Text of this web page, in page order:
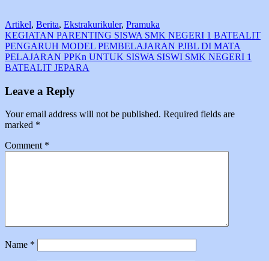
Artikel, Berita, Ekstrakurikuler, Pramuka
Post
navigation
KEGIATAN PARENTING SISWA SMK NEGERI 1 BATEALIT
PENGARUH MODEL PEMBELAJARAN PJBL DI MATA
PELAJARAN PPKn UNTUK SISWA SISWI SMK NEGERI 1
BATEALIT JEPARA
Leave a Reply
Your email address will not be published. Required fields are
marked *
Comment *
Name *